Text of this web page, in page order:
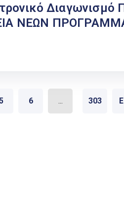
ΝΕΩΝ
6 ... 303